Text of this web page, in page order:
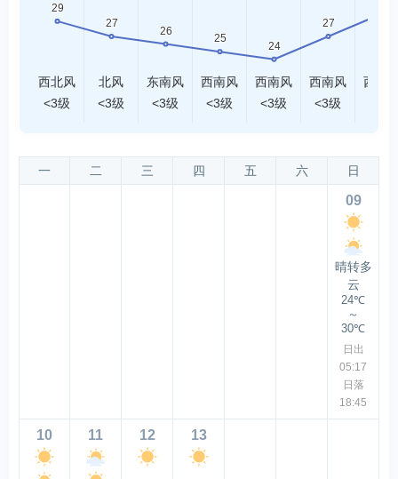
西北风
<3级
北风
<3级
东南风
<3级
西南风
<3级
西南风
<3级
西南风
<3级
西北
一 二 三 四 五 六 日
09
晴转多
云
24℃
～
30℃
日出
05:17
日落
18:45
10 11 12 13